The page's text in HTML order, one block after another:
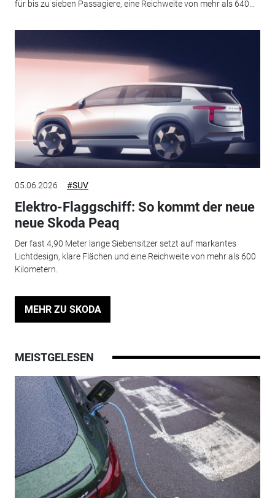
für bis zu sieben Passagiere, eine Reichweite von mehr als 640...
05.06.2026 #SUV
Elektro-Flaggschiff: So kommt der neue
neue Skoda Peaq
Der fast 4,90 Meter lange Siebensitzer setzt auf markantes
Lichtdesign, klare Flächen und eine Reichweite von mehr als 600
Kilometern.
MEHR ZU SKODA
MEISTGELESEN